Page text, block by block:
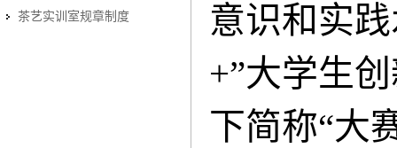
茶艺实训室规章制度
意识和实
+”大学生
下简称“大